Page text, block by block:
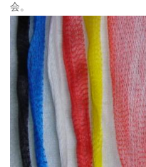
会。